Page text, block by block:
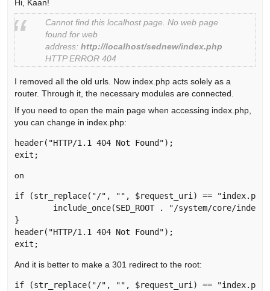
Hi, Kaan!
Cannot find this localhost page. No web page
found for web
address:http://localhost/sednew/index.php
HTTP ERROR 404
I removed all the old urls. Now index.php acts solely as a
router. Through it, the necessary modules are connected.
If you need to open the main page when accessing index.php,
you can change in index.php:
header("HTTP/1.1 404 Not Found");
exit;
on
if (str_replace("/", "", $request_uri) ==
}
header("HTTP/1.1 404 Not Found");
exit;
And it is better to make a 301 redirect to the root:
if (str_replace("/", "", $request_uri) ==